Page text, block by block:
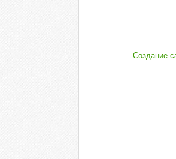
Создание